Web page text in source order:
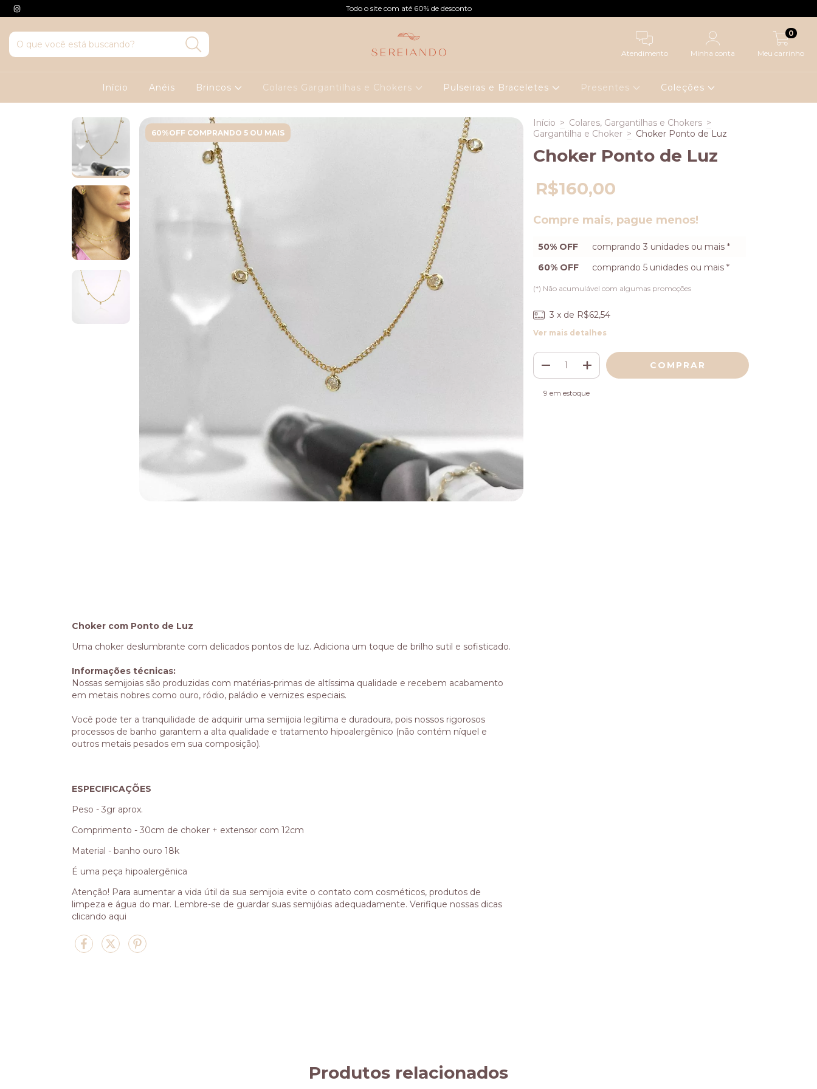
Todo o site com até 60% de desconto
Atendimento Minha conta Meu carrinho
0
Início Anéis Brincos Colares Gargantilhas e Chokers Pulseiras e Braceletes Presentes Coleções
60%OFF COMPRANDO 5 OU MAIS
Choker com Ponto de Luz
Uma choker deslumbrante com delicados pontos de luz. Adiciona um toque de brilho sutil e sofisticado.
Informações técnicas:
Nossas semijoias são produzidas com matérias-primas de altíssima qualidade e recebem acabamento
em metais nobres como ouro, ródio, paládio e vernizes especiais.
Você pode ter a tranquilidade de adquirir uma semijoia legítima e duradoura, pois nossos rigorosos
processos de banho garantem a alta qualidade e tratamento hipoalergênico (não contém níquel e
outros metais pesados em sua composição).
ESPECIFICAÇÕES
Peso - 3gr aprox.
Comprimento - 30cm de choker + extensor com 12cm
Material - banho ouro 18k
É uma peça hipoalergênica
Atenção! Para aumentar a vida útil da sua semijoia evite o contato com cosméticos, produtos de
limpeza e água do mar. Lembre-se de guardar suas semijóias adequadamente. Verifique nossas dicas
clicando aqui
Início > Colares, Gargantilhas e Chokers >
Gargantilha e Choker > Choker Ponto de Luz
Choker Ponto de Luz
R$160,00
Compre mais, pague menos!
50% OFF
comprando 3 unidades ou mais *
60% OFF
comprando 5 unidades ou mais *
(*) Não acumulável com algumas promoções
3 x de R$62,54
Ver mais detalhes
9 em estoque
Produtos relacionados